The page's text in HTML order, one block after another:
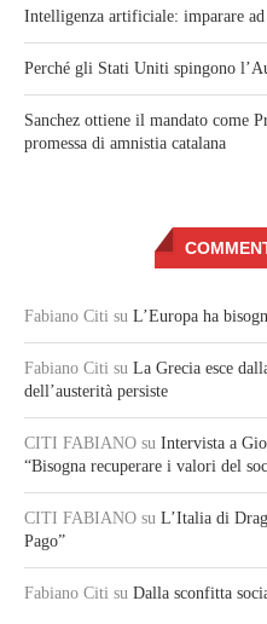
Intelligenza artificiale: imparare
Perché gli Stati Uniti spingono
Sanchez ottiene il mandato come
promessa di amnistia catalana
Fabiano Citi su L’Europa ha
Fabiano Citi su La Grecia esce
dell’austerità persiste
CITI FABIANO su Intervista a
“Bisogna recuperare i valori del
CITI FABIANO su L’Italia di
Pago”
Fabiano Citi su Dalla sconfitta